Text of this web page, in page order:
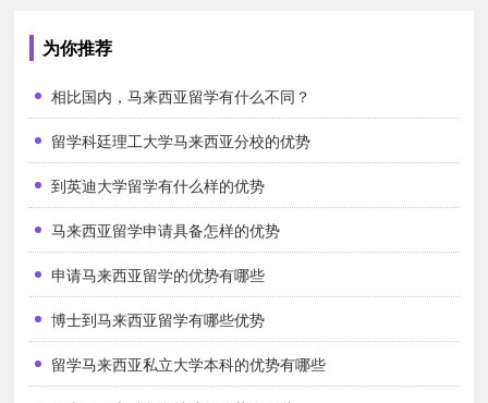
计算机专业：软件工程、信息工程系统技术、多媒体处理、网络
会计：会计；
应用科学：地球物理、工程物理、医学物理、应用物理、分析化
学、工业化学、操作研究、计算机模拟、数学模拟、数学与经济、应
用统计学、生物技术、农业生物、海洋生物、环境生物、植物病理
为你推荐
相比国内，马来西亚留学有什么不同？
留学科廷理工大学马来西亚分校的优势
到英迪大学留学有什么样的优势
马来西亚留学申请具备怎样的优势
申请马来西亚留学的优势有哪些
博士到马来西亚留学有哪些优势
留学马来西亚私立大学本科的优势有哪些